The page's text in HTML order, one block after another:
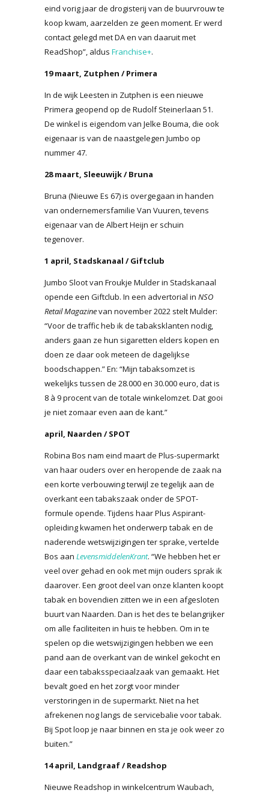
eind vorig jaar de drogisterij van de buurvrouw te
koop kwam, aarzelden ze geen moment. Er werd
contact gelegd met DA en van daaruit met
ReadShop”, aldus Franchise+.
19 maart, Zutphen / Primera
In de wijk Leesten in Zutphen is een nieuwe
Primera geopend op de Rudolf Steinerlaan 51.
De winkel is eigendom van Jelke Bouma, die ook
eigenaar is van de naastgelegen Jumbo op
nummer 47.
28 maart, Sleeuwijk / Bruna
Bruna (Nieuwe Es 67) is overgegaan in handen
van ondernemersfamilie Van Vuuren, tevens
eigenaar van de Albert Heijn er schuin
tegenover.
1 april, Stadskanaal / Giftclub
Jumbo Sloot van Froukje Mulder in Stadskanaal
opende een Giftclub. In een advertorial in NSO
Retail Magazinevan november 2022 stelt Mulder:
“Voor de traffic heb ik de tabaksklanten nodig,
anders gaan ze hun sigaretten elders kopen en
doen ze daar ook meteen de dagelijkse
boodschappen.” En: “Mijn tabaksomzet is
wekelijks tussen de 28.000 en 30.000 euro, dat is
8 à 9 procent van de totale winkelomzet. Dat gooi
je niet zomaar even aan de kant.”
april, Naarden / SPOT
Robina Bos nam eind maart de Plus-supermarkt
van haar ouders over en heropende de zaak na
een korte verbouwing terwijl ze tegelijk aan de
overkant een tabakszaak onder de SPOT-
formule opende. Tijdens haar Plus Aspirant-
opleiding kwamen het onderwerp tabak en de
naderende wetswijzigingen ter sprake, vertelde
Bos aan LevensmiddelenKrant. “We hebben het er
veel over gehad en ook met mijn ouders sprak ik
daarover. Een groot deel van onze klanten koopt
tabak en bovendien zitten we in een afgesloten
buurt van Naarden. Dan is het des te belangrijker
om alle faciliteiten in huis te hebben. Om in te
spelen op die wetswijzigingen hebben we een
pand aan de overkant van de winkel gekocht en
daar een tabaksspeciaalzaak van gemaakt. Het
bevalt goed en het zorgt voor minder
verstoringen in de supermarkt. Niet na het
afrekenen nog langs de servicebalie voor tabak.
Bij Spot loop je naar binnen en sta je ook weer zo
buiten.”
14 april, Landgraaf / Readshop
Nieuwe Readshop in winkelcentrum Waubach,